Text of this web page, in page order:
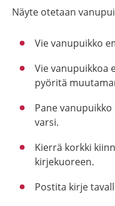
Näyte otetaan
Vie vanupuikko
Vie vanupuikkoa
pyöritä
Pane
varsi.
Kierrä korkki
kirjekuoreen.
Postita kirje